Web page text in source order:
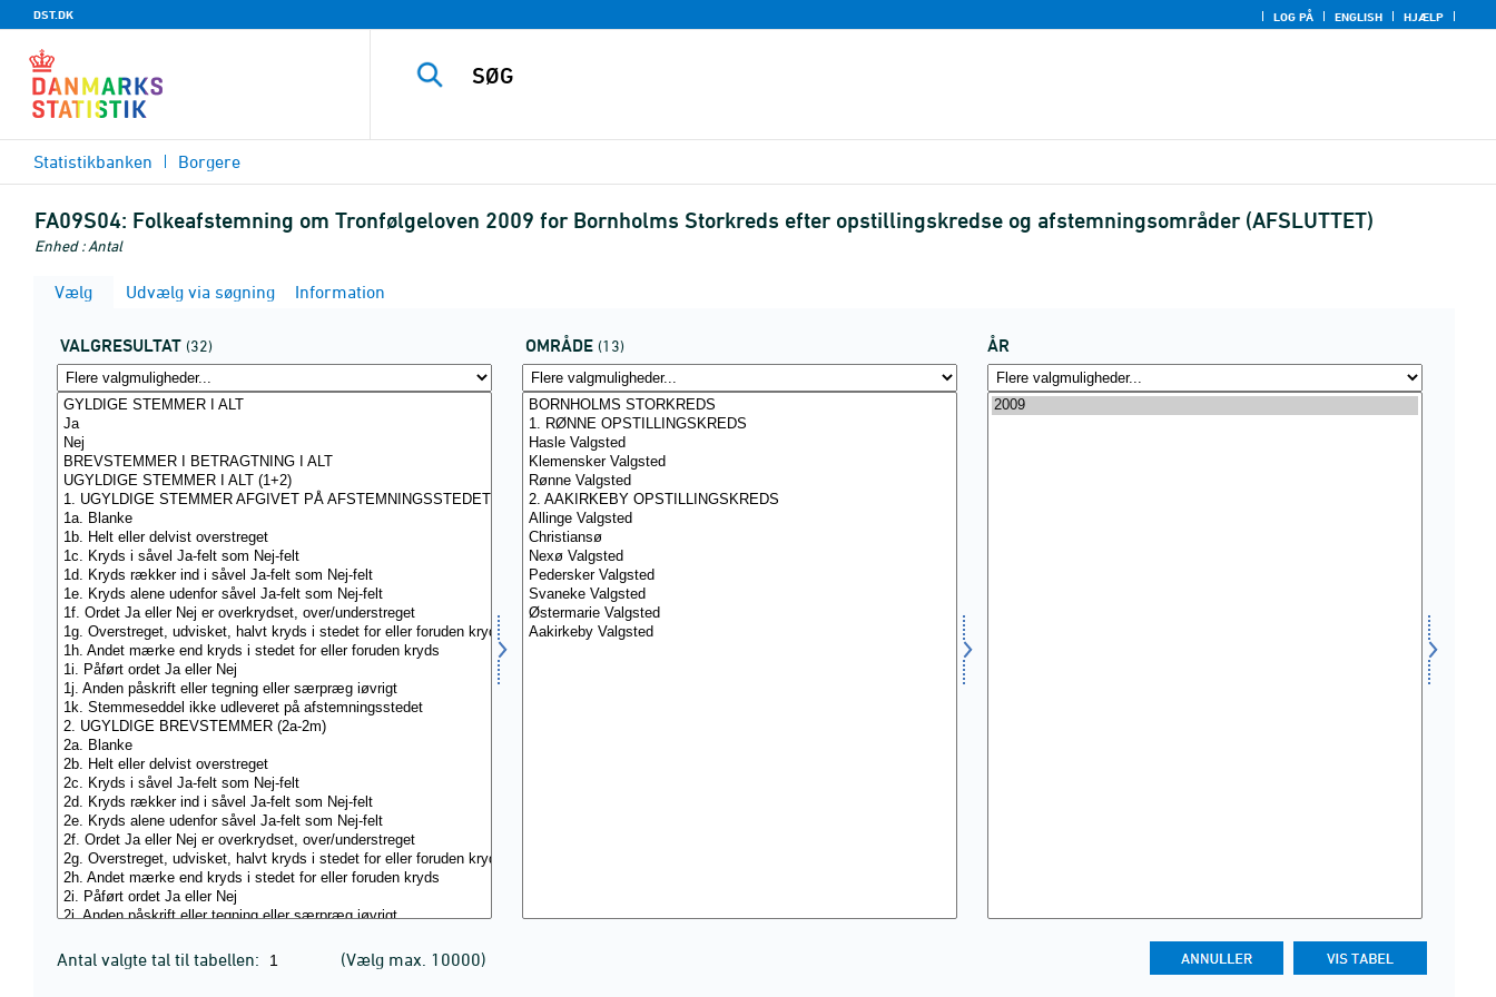
DST.DK LOG PÅ ENGLISH HJÆLP
Statistikbanken Borgere
FA09S04: Folkeafstemning om Tronfølgeloven 2009 for Bornholms Storkreds efter opstillingskredse og afstemningsområder (AFSLUTTET)
Enhed : Antal
Vælg Udvælg via søgning Information
VALGRESULTAT (32) OMRÅDE (13) ÅR
Antal valgte tal til tabellen: (Vælg max. 10000)